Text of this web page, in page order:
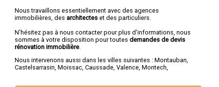
Nous travaillons essentiellement avec des agences
immobilières, des architectes et des particuliers.
N'hésitez pas à nous contacter pour plus d'informations, nous
sommes à votre disposition pour toutes demandes de devis
rénovation immobilière
Nous intervenons aussi dans les villes suivantes : Montauban,
Castelsarrasin, Moissac, Caussade, Valence, Montech,